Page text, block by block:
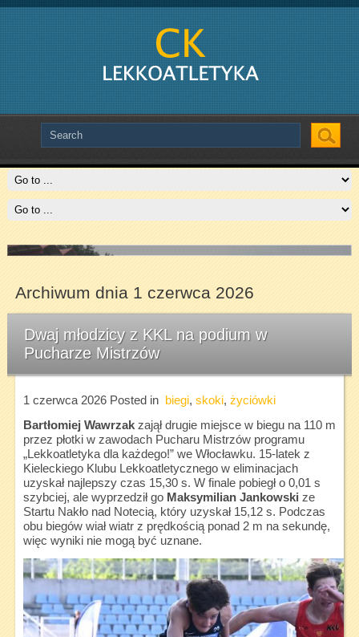
Slide # 2
Czytaj więcej
Archiwum dnia 1 czerwca 2026
Dwaj młodzicy z KKL na podium w
Pucharze Mistrzów
1 czerwca 2026Posted in biegi, skoki, życiówki
Bartłomiej Wawrzakzajął drugie miejsce w biegu na 110 m
przez płotki w zawodach Pucharu Mistrzów programu
„Lekkoatletyka dla każdego!” we Włocławku. 15-latek z
Kieleckiego Klubu Lekkoatletycznego w eliminacjach
uzyskał najlepszy czas 15,30 s. W finale pobiegł o 0,01 s
szybciej, ale wyprzedził go Maksymilian Jankowski ze
Startu Nakło nad Notecią, który uzyskał 15,12 s. Podczas
obu biegów wiał wiatr z prędkością ponad 2 m na sekundę,
więc wyniki nie mogą być uznane.